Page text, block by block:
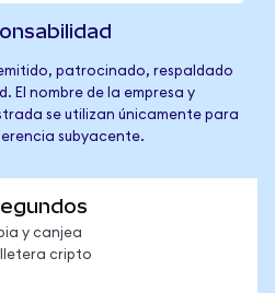
patrocinado, respaldado
El nombre de la empresa y
se utilizan únicamente para
subyacente.
y canjea
cripto